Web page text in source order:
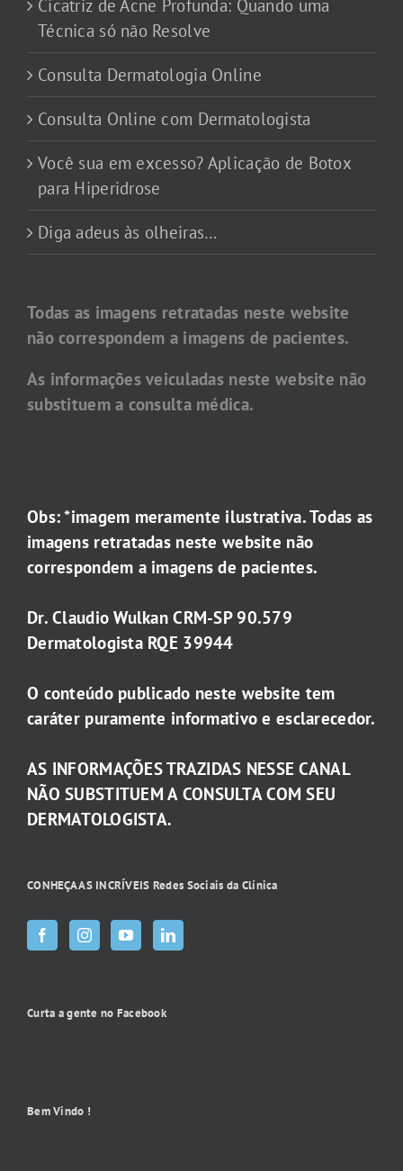
Cicatriz de Acne Profunda: Quando uma
Técnica só não Resolve
Consulta Dermatologia Online
Consulta Online com Dermatologista
Você sua em excesso? Aplicação de Botox
para Hiperidrose
Diga adeus às olheiras…
Todas as imagens retratadas neste website
não correspondem a imagens de pacientes.
As informações veiculadas neste website não
substituem a consulta médica.
Obs: *imagem meramente ilustrativa. Todas as
imagens retratadas neste website não
correspondem a imagens de pacientes.
Dr. Claudio Wulkan CRM-SP 90.579
Dermatologista RQE 39944
O conteúdo publicado neste website tem
caráter puramente informativo e esclarecedor.
AS INFORMAÇÕES TRAZIDAS NESSE CANAL
NÃO SUBSTITUEM A CONSULTA COM SEU
DERMATOLOGISTA.
CONHEÇA AS INCRÍVEIS Redes Sociais da Clínica
Curta a gente no Facebook
Bem Vindo !